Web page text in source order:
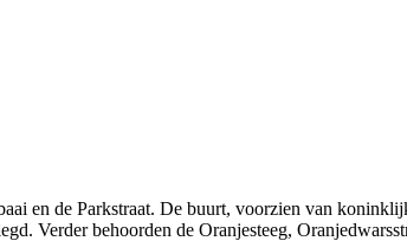
en de Parkstraat. De buurt, voorzien van
Verder behoorden de Oranjesteeg,